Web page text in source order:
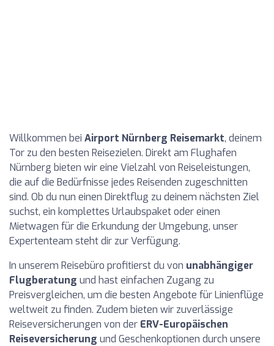
Willkommen bei Airport Nürnberg Reisemarkt, deinem
Tor zu den besten Reisezielen. Direkt am Flughafen
Nürnberg bieten wir eine Vielzahl von Reiseleistungen,
die auf die Bedürfnisse jedes Reisenden zugeschnitten
sind. Ob du nun einen Direktflug zu deinem nächsten Ziel
suchst, ein komplettes Urlaubspaket oder einen
Mietwagen für die Erkundung der Umgebung, unser
Expertenteam steht dir zur Verfügung.
In unserem Reisebüro profitierst du von unabhängiger
Flugberatung und hast einfachen Zugang zu
Preisvergleichen, um die besten Angebote für Linienflüge
weltweit zu finden. Zudem bieten wir zuverlässige
Reiseversicherungen von der ERV-Europäischen
Reiseversicherung und Geschenkoptionen durch unsere